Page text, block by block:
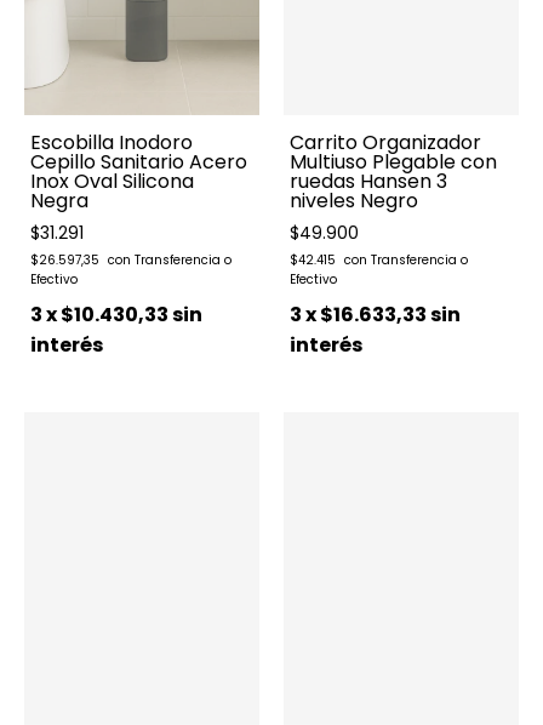
Escobilla Inodoro
Cepillo Sanitario Acero
Inox Oval Silicona
Negra
$31.291
$26.597,35
3x$10.430,33sin
interés
Carrito Organizador
Multiuso Plegable con
ruedas Hansen 3
niveles Negro
$49.900
$42.415
3x$16.633,33sin
interés